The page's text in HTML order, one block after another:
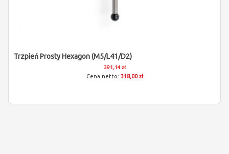
Trzpień Prosty Hexagon (M5/L41/D2)
391,14 zł
318,00 zł